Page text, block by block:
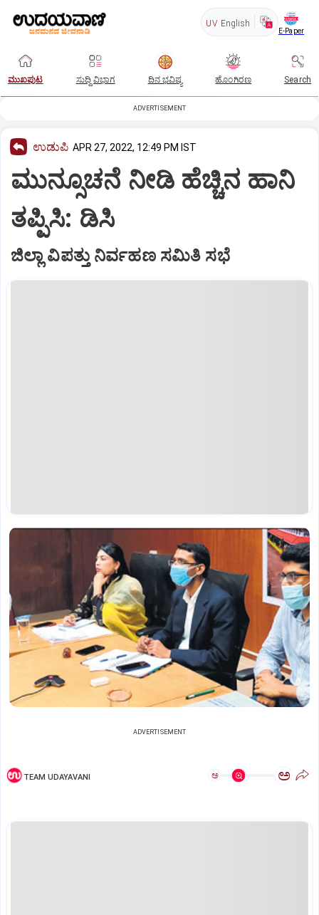
UV English
E-Paper
ಮುಖಪುಟ ಸುದ್ದಿ ವಿಭಾಗ ದಿನ ಭವಿಷ್ಯ ಹೊಂಗಿರಣ Search
ADVERTISEMENT
ಉಡುಪಿ APR 27, 2022, 12:49 PM IST
ಮುನ್ಸೂಚನೆ ನೀಡಿ ಹೆಚ್ಚಿನ ಹಾನಿ
ತಪ್ಪಿಸಿ: ಡಿಸಿ
ಜಿಲ್ಲಾ ವಿಪತ್ತು ನಿರ್ವಹಣ ಸಮಿತಿ ಸಭೆ
ADVERTISEMENT
TEAM UDAYAVANI ಅ ಅ